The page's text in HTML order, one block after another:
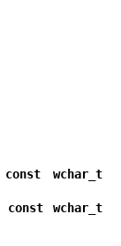
wchar_t